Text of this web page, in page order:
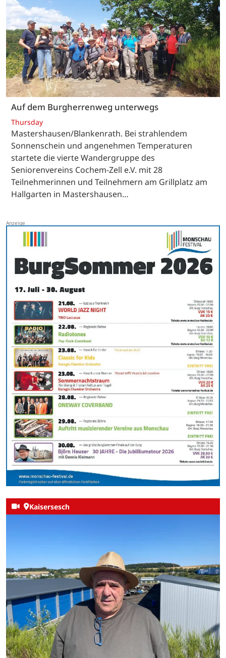
Auf dem Burgherrenweg unterwegs
Thursday
Mastershausen/Blankenrath. Bei strahlendem
Sonnenschein und angenehmen Temperaturen
startete die vierte Wandergruppe des
Seniorenvereins Cochem-Zell e.V. mit 28
Teilnehmerinnen und Teilnehmern am Grillplatz am
Hallgarten in Mastershausen…
Kaisersesch